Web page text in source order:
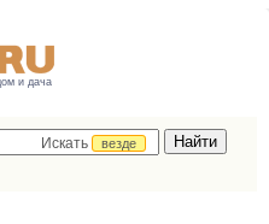
и дача
Искать
везде